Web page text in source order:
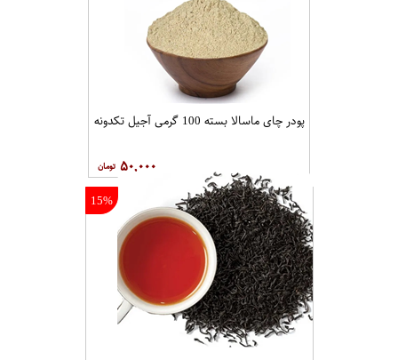
پودر چای ماسالا بسته 100 گرمی آجیل تکدونه
۵۰,۰۰۰
15%